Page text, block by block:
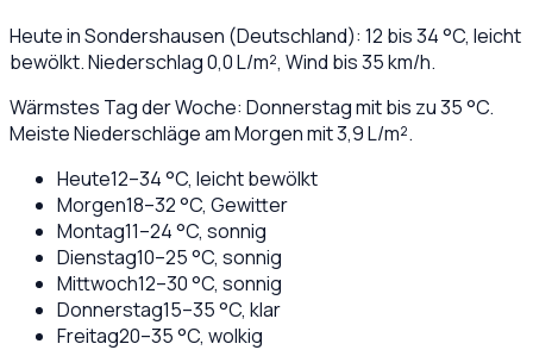
Heute inSondershausen (Deutschland): 12 bis34°C, leicht
bewölkt. Niederschlag0,0L/m², Wind bis35km/h.
Wärmstes Tag der Woche: Donnerstag mit bis zu 35 °C.
Meiste Niederschläge am Morgen mit 3,9 L/m².
Heute12–34°C, leicht bewölkt
Morgen18–32°C, Gewitter
Montag11–24°C, sonnig
Dienstag10–25°C, sonnig
Mittwoch12–30°C, sonnig
Donnerstag15–35°C, klar
Freitag20–35°C, wolkig